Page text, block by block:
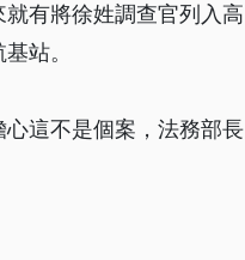
有將徐姓調查官列入高
站。
這不是個案，法務部長